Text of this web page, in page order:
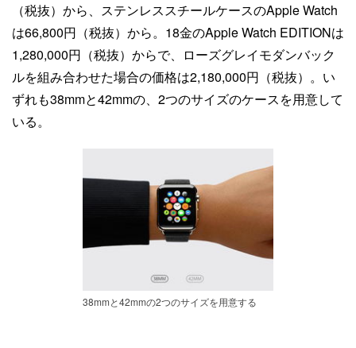
（税抜）から、ステンレススチールケースのApple Watch
は66,800円（税抜）から。18金のApple Watch EDITIONは
1,280,000円（税抜）からで、ローズグレイモダンバック
ルを組み合わせた場合の価格は2,180,000円（税抜）。い
ずれも38mmと42mmの、2つのサイズのケースを用意して
いる。
38mmと42mmの2つのサイズを用意する